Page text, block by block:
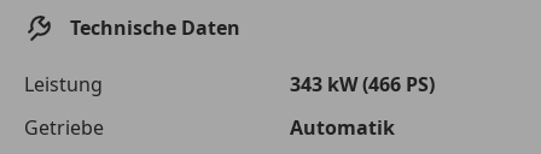
Jetzt berechnen
Technische Daten
Leistung
343 kW (466 PS)
Getriebe
Automatik